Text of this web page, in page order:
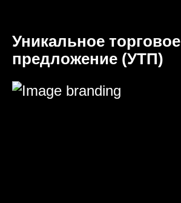
Уникальное торговое
предложение (УТП)